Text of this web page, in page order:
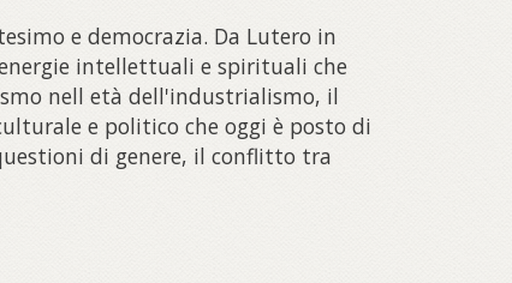
e democrazia. Da Lutero in
intellettuali e spirituali che
nell età dell'industrialismo, il
e politico che oggi è posto di
di genere, il conflitto tra